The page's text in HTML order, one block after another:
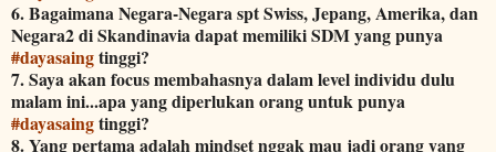
6. Bagaimana Negara-Negara spt Swiss, Jepang, Amerika, dan
Negara2 di Skandinavia dapat memiliki SDM yang punya
#dayasaingtinggi?
7. Saya akan focus membahasnya dalam level individu dulu
malam ini...apa yang diperlukan orang untuk punya
#dayasaingtinggi?
8. Yang pertama adalah mindset nggak mau jadi orang yang